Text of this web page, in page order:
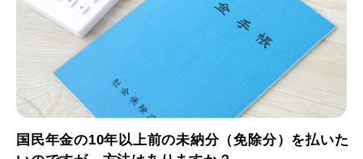
国民年金の10年以上前の未納分（免除分）を払いた